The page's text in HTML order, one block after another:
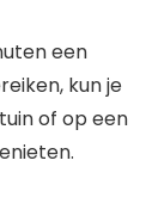
een
kun je
of op een